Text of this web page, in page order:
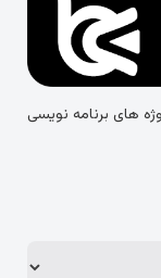
های برنامه نویسی